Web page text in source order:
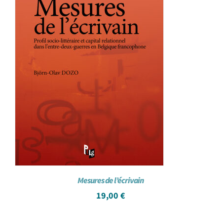
Mesures de l’écrivain
19,00 €